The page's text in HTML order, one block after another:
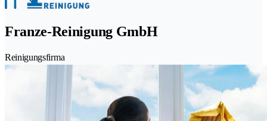
Franze-Reinigung GmbH
Reinigungsfirma